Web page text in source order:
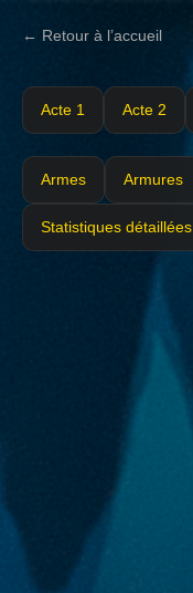
← Retour à l’accueil
Acte 1 Acte 2
Armes Armures
Statistiques détaillées